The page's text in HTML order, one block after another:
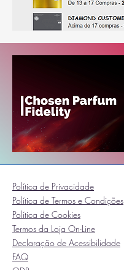
Política de Privacidade
Política de Termos e Condições
Política de Cookies
Termos da Loja On-Line
Declaração de Acessibilidade
FAQ